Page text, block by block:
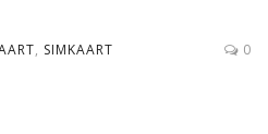
, SIMKAART 0